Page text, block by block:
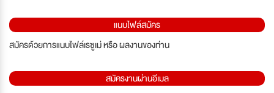
แนบไฟล์สมัคร
สมัครด้วยการแนบไฟล์เรซูเม่ หรือ ผลงานของท่าน
สมัครงานผ่านอีเมล